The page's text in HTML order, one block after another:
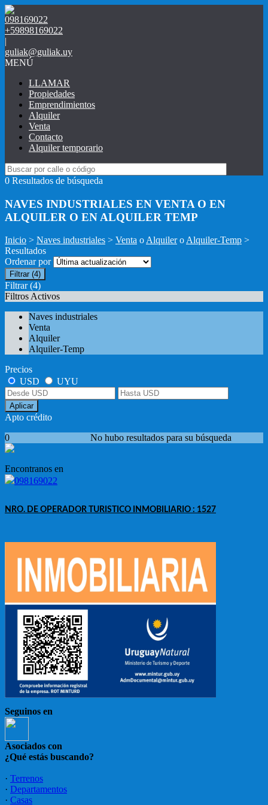
098169022
+59898169022
|
guliak@guliak.uy
MENÚ
LLAMAR
Propiedades
Emprendimientos
Alquiler
Venta
Contacto
Alquiler temporario
0 Resultados de búsqueda
NAVES INDUSTRIALES EN VENTA O EN
ALQUILER O EN ALQUILER TEMP
Inicio > Naves industriales > Venta oAlquileroAlquiler-Temp >
Resultados
Ordenar por
Filtrar (4)
Filtrar (4)
Filtros Activos
Naves industriales
Venta
Alquiler
Alquiler-Temp
Precios
USD
UYU
Aplicar
Apto crédito
No hubo resultados para su búsqueda
0
Encontranos en
098169022
NRO. DE OPERADOR TURISTICO INMOBILIARIO : 1527
Seguinos en
Asociados con
¿Qué estás buscando?
· Terrenos
· Departamentos
· Casas